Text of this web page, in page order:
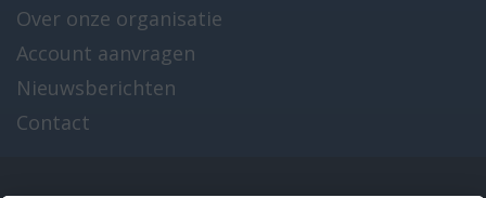
Over onze organisatie
Account aanvragen
Nieuwsberichten
Contact